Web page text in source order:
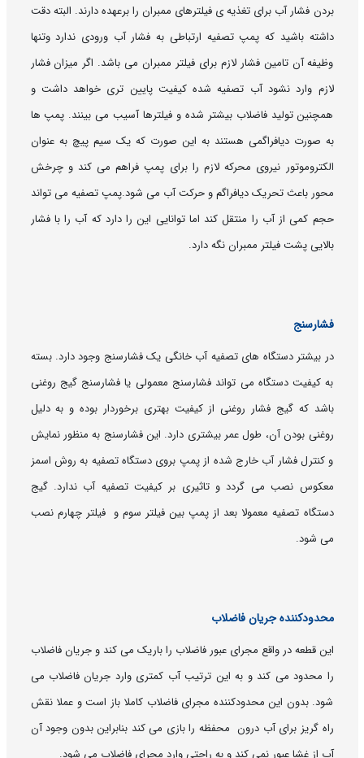
بردن فشار آب برای تغذیه ی فیلترهای ممبران را برعهده دارند. البته دقت
داشته باشید که پمپ تصفیه ارتباطی به فشار آب ورودی ندارد وتنها
وظیفه آن تامین فشار لازم برای فیلتر ممبران می باشد. اگر میزان فشار
لازم وارد نشود آب تصفیه شده کیفیت پایین تری خواهد داشت و
همچنین تولید فاضلاب بیشتر شده و فیلترها آسیب می بینند. پمپ ها
به صورت دیافراگمی هستند به این صورت که یک سیم پیچ به عنوان
الکتروموتور نیروی محرکه لازم را برای پمپ فراهم می کند و چرخش
محور باعث تحریک دیافراگم و حرکت آب می شود.پمپ تصفیه می تواند
حجم کمی از آب را منتقل کند اما توانایی این را دارد که آب را با فشار
بالایی پشت فیلتر ممبران نگه دارد.
فشارسنج
در بیشتر دستگاه های تصفیه آب خانگی یک فشارسنج وجود دارد. بسته
به کیفیت دستگاه می تواند فشارسنج معمولی یا فشارسنج گیج روغنی
باشد که گیج فشار روغنی از کیفیت بهتری برخوردار بوده و به دلیل
روغنی بودن آن، طول عمر بیشتری دارد. این فشارسنج به منظور نمایش
و کنترل فشار آب خارج شده از پمپ بروی دستگاه تصفیه به روش اسمز
معکوس نصب می گردد و تاثیری بر کیفیت تصفیه آب ندارد. گیج
دستگاه تصفیه معمولا بعد از پمپ بین فیلتر سوم و فیلتر چهارم نصب
می شود.
محدودکننده جریان فاضلاب
این قطعه در واقع مجرای عبور فاضلاب را باریک می کند و جریان فاضلاب
را محدود می کند و به این ترتیب آب کمتری وارد جریان فاضلاب می
شود. بدون این محدودکننده مجرای فاضلاب کاملا باز است و عملا نقش
راه گریز برای آب درون محفظه را بازی می کند بنابراین بدون وجود آن
آب از غشا عبور نمی کند و به راحتی وارد مجرای فاضلاب می شود.